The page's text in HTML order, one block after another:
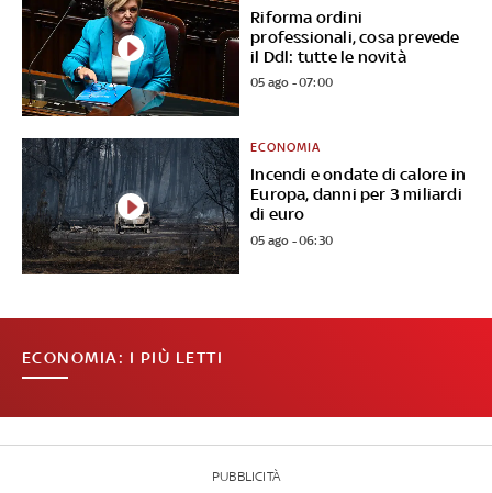
Riforma ordini
professionali, cosa prevede
il Ddl: tutte le novità
05 ago - 07:00
Incendi e ondate di calore in
Europa, danni per 3 miliardi
di euro
ECONOMIA
05 ago - 06:30
ECONOMIA: I PIÙ LETTI
PUBBLICITÀ